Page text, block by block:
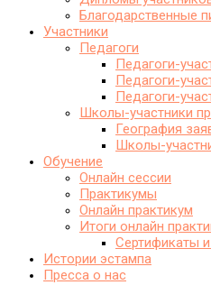
Благодарственные
Участники
Педагоги
Педагоги-
Педагоги-
Педагоги-
Школы-участники
География
Школы-
Обучение
Онлайн сессии
Практикумы
Онлайн практикум
Итоги онлайн
Сертификаты
Истории эстампа
Пресса о нас